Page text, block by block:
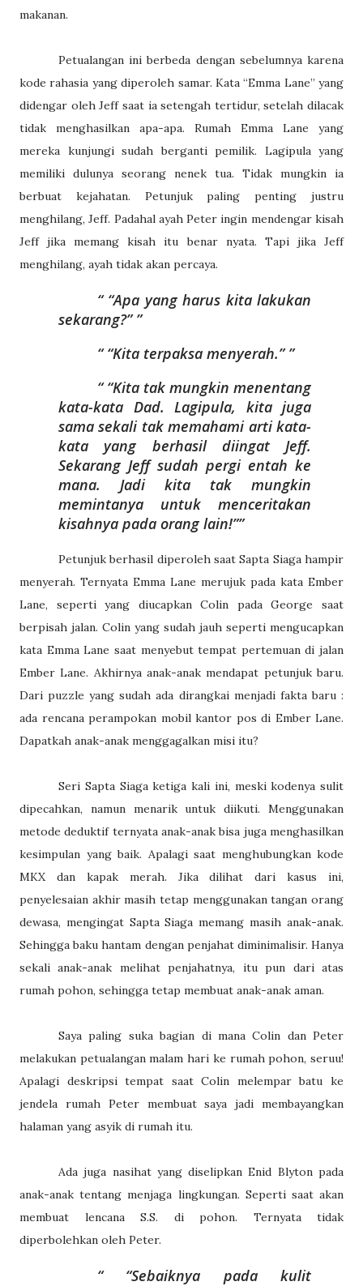
makanan.
Petualangan ini berbeda dengan sebelumnya karena
kode rahasia yang diperoleh samar. Kata “Emma Lane” yang
didengar oleh Jeff saat ia setengah tertidur, setelah dilacak
tidak menghasilkan apa-apa. Rumah Emma Lane yang
mereka kunjungi sudah berganti pemilik. Lagipula yang
memiliki dulunya seorang nenek tua. Tidak mungkin ia
berbuat kejahatan. Petunjuk paling penting justru
menghilang, Jeff. Padahal ayah Peter ingin mendengar kisah
Jeff jika memang kisah itu benar nyata. Tapi jika Jeff
menghilang, ayah tidak akan percaya.
“Apa yang harus kita lakukan
sekarang?”
“Kita terpaksa menyerah.”
“Kita tak mungkin menentang
kata-kata Dad. Lagipula, kita juga
sama sekali tak memahami arti kata-
kata yang berhasil diingat Jeff.
Sekarang Jeff sudah pergi entah ke
mana. Jadi kita tak mungkin
memintanya untuk menceritakan
kisahnya pada orang lain!”
Petunjuk berhasil diperoleh saat Sapta Siaga hampir
menyerah. Ternyata Emma Lane merujuk pada kata Ember
Lane, seperti yang diucapkan Colin pada George saat
berpisah jalan. Colin yang sudah jauh seperti mengucapkan
kata Emma Lane saat menyebut tempat pertemuan di jalan
Ember Lane. Akhirnya anak-anak mendapat petunjuk baru.
Dari puzzle yang sudah ada dirangkai menjadi fakta baru :
ada rencana perampokan mobil kantor pos di Ember Lane.
Dapatkah anak-anak menggagalkan misi itu?
Seri Sapta Siaga ketiga kali ini, meski kodenya sulit
dipecahkan, namun menarik untuk diikuti. Menggunakan
metode deduktif ternyata anak-anak bisa juga menghasilkan
kesimpulan yang baik. Apalagi saat menghubungkan kode
MKX dan kapak merah. Jika dilihat dari kasus ini,
penyelesaian akhir masih tetap menggunakan tangan orang
dewasa, mengingat Sapta Siaga memang masih anak-anak.
Sehingga baku hantam dengan penjahat diminimalisir. Hanya
sekali anak-anak melihat penjahatnya, itu pun dari atas
rumah pohon, sehingga tetap membuat anak-anak aman.
Saya paling suka bagian di mana Colin dan Peter
melakukan petualangan malam hari ke rumah pohon, seruu!
Apalagi deskripsi tempat saat Colin melempar batu ke
jendela rumah Peter membuat saya jadi membayangkan
halaman yang asyik di rumah itu.
Ada juga nasihat yang diselipkan Enid Blyton pada
anak-anak tentang menjaga lingkungan. Seperti saat akan
membuat lencana S.S. di pohon. Ternyata tidak
diperbolehkan oleh Peter.
“Sebaiknya pada kulit